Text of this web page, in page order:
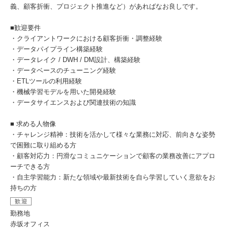
義、顧客折衝、プロジェクト推進など）があればなお良しです。
■歓迎要件
・クライアントワークにおける顧客折衝・調整経験
・データパイプライン構築経験
・データレイク / DWH / DM設計、構築経験
・データベースのチューニング経験
・ETLツールの利用経験
・機械学習モデルを用いた開発経験
・データサイエンスおよび関連技術の知識
■ 求める人物像
・チャレンジ精神：技術を活かして様々な業務に対応、前向きな姿勢
で困難に取り組める方
・顧客対応力：円滑なコミュニケーションで顧客の業務改善にアプロ
ーチできる方
・自主学習能力：新たな領域や最新技術を自ら学習していく意欲をお
持ちの方
歓迎
勤務地
赤坂オフィス